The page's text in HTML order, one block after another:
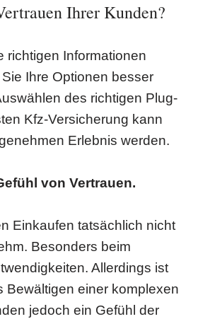
Ihrer Kunden?
richtigen Informationen
Ihre Optionen besser
des richtigen Plug-
Kfz-Versicherung kann
Erlebnis werden.
von Vertrauen.
Einkaufen tatsächlich nicht
Besonders beim
Allerdings ist
Bewältigen einer komplexen
jedoch ein Gefühl der